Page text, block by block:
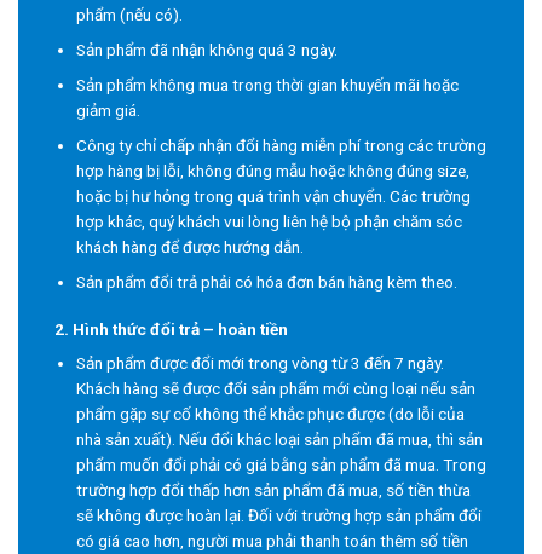
phẩm (nếu có).
Sản phẩm đã nhận không quá 3 ngày.
Sản phẩm không mua trong thời gian khuyến mãi hoặc
giảm giá.
Công ty chỉ chấp nhận đổi hàng miễn phí trong các trường
hợp hàng bị lỗi, không đúng mẫu hoặc không đúng size,
hoặc bị hư hỏng trong quá trình vận chuyển. Các trường
hợp khác, quý khách vui lòng liên hệ bộ phận chăm sóc
khách hàng để được hướng dẫn.
Sản phẩm đổi trả phải có hóa đơn bán hàng kèm theo.
2. Hình thức đổi trả – hoàn tiền
Sản phẩm được đổi mới trong vòng từ 3 đến 7 ngày.
Khách hàng sẽ được đổi sản phẩm mới cùng loại nếu sản
phẩm gặp sự cố không thể khắc phục được (do lỗi của
nhà sản xuất). Nếu đổi khác loại sản phẩm đã mua, thì sản
phẩm muốn đổi phải có giá bằng sản phẩm đã mua. Trong
trường hợp đổi thấp hơn sản phẩm đã mua, số tiền thừa
sẽ không được hoàn lại. Đối với trường hợp sản phẩm đổi
có giá cao hơn, người mua phải thanh toán thêm số tiền